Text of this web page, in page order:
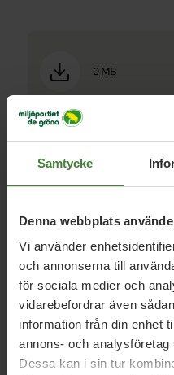
Samtycke
Denna webbplats
Vi använder
och annonserna till
för sociala medier och
vidarebefordrar även
information från din enhet
annons- och
Dessa kan i sin tur
0MB
Vi har
frågor
Sök
efter